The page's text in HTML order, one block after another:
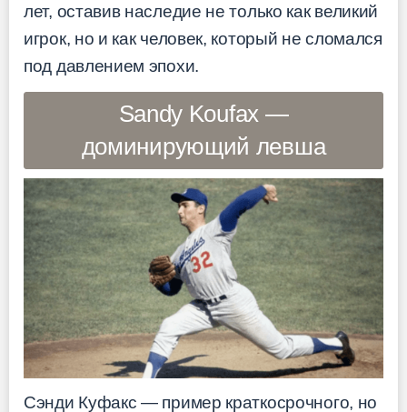
лет, оставив наследие не только как великий
игрок, но и как человек, который не сломался
под давлением эпохи.
Sandy Koufax —
доминирующий левша
Сэнди Куфакс — пример краткосрочного, но